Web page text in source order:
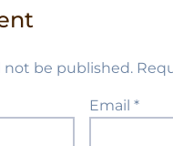
not be published.
Email *